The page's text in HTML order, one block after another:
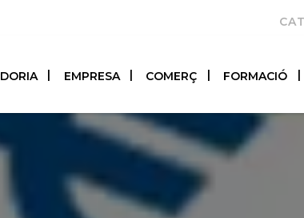
EMPRESA COMERÇ FORMACIÓ